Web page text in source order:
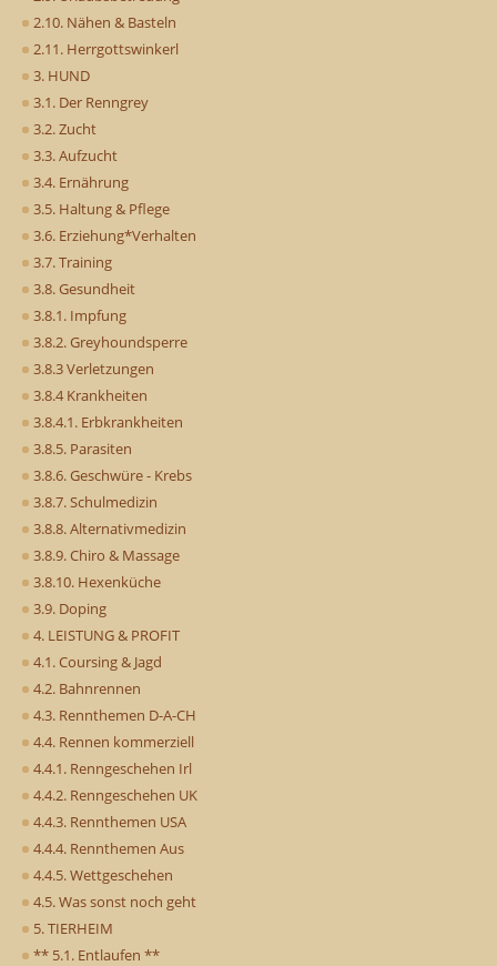
2.10. Nähen & Basteln
2.11. Herrgottswinkerl
3. HUND
3.1. Der Renngrey
3.2. Zucht
3.3. Aufzucht
3.4. Ernährung
3.5. Haltung & Pflege
3.6. Erziehung*Verhalten
3.7. Training
3.8. Gesundheit
3.8.1. Impfung
3.8.2. Greyhoundsperre
3.8.3 Verletzungen
3.8.4 Krankheiten
3.8.4.1. Erbkrankheiten
3.8.5. Parasiten
3.8.6. Geschwüre - Krebs
3.8.7. Schulmedizin
3.8.8. Alternativmedizin
3.8.9. Chiro & Massage
3.8.10. Hexenküche
3.9. Doping
4. LEISTUNG & PROFIT
4.1. Coursing & Jagd
4.2. Bahnrennen
4.3. Rennthemen D-A-CH
4.4. Rennen kommerziell
4.4.1. Renngeschehen Irl
4.4.2. Renngeschehen UK
4.4.3. Rennthemen USA
4.4.4. Rennthemen Aus
4.4.5. Wettgeschehen
4.5. Was sonst noch geht
5. TIERHEIM
** 5.1. Entlaufen **